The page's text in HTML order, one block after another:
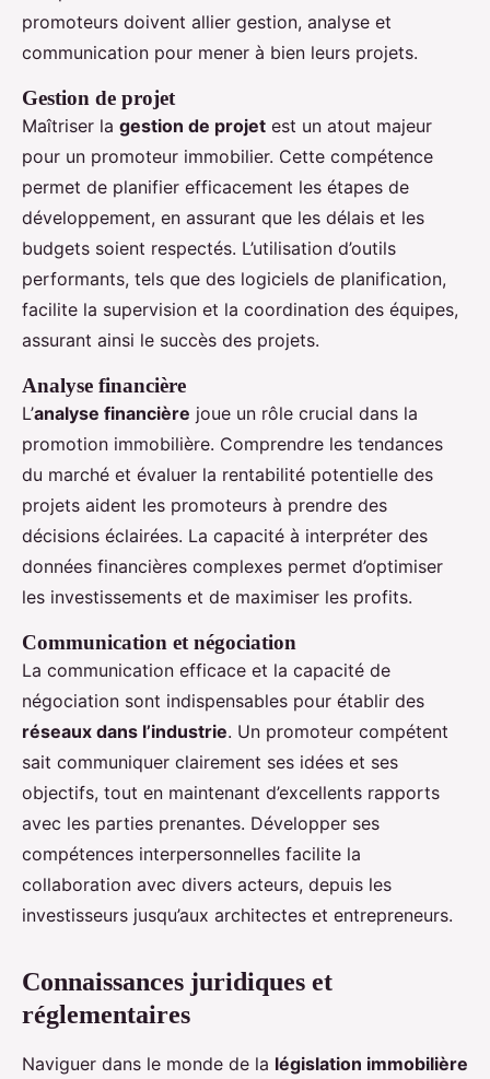
promoteurs doivent allier gestion, analyse et
communication pour mener à bien leurs projets.
Gestion de projet
Maîtriser la gestion de projet est un atout majeur
pour un promoteur immobilier. Cette compétence
permet de planifier efficacement les étapes de
développement, en assurant que les délais et les
budgets soient respectés. L’utilisation d’outils
performants, tels que des logiciels de planification,
facilite la supervision et la coordination des équipes,
assurant ainsi le succès des projets.
Analyse financière
L’analyse financière joue un rôle crucial dans la
promotion immobilière. Comprendre les tendances
du marché et évaluer la rentabilité potentielle des
projets aident les promoteurs à prendre des
décisions éclairées. La capacité à interpréter des
données financières complexes permet d’optimiser
les investissements et de maximiser les profits.
Communication et négociation
La communication efficace et la capacité de
négociation sont indispensables pour établir des
réseaux dans l’industrie. Un promoteur compétent
sait communiquer clairement ses idées et ses
objectifs, tout en maintenant d’excellents rapports
avec les parties prenantes. Développer ses
compétences interpersonnelles facilite la
collaboration avec divers acteurs, depuis les
investisseurs jusqu’aux architectes et entrepreneurs.
Connaissances juridiques et
réglementaires
Naviguer dans le monde de la législation immobilière